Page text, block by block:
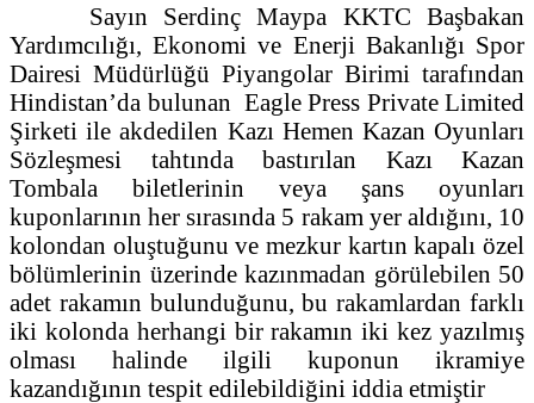
Sayın Serdinç Maypa KKTC Başbakan
Yardımcılığı, Ekonomi ve Enerji Bakanlığı Spor
Dairesi Müdürlüğü Piyangolar Birimi tarafından
Hindistan’da bulunan Eagle Press Private Limited
Şirketi ile akdedilen Kazı Hemen Kazan Oyunları
Sözleşmesi tahtında bastırılan Kazı Kazan
Tombala biletlerinin veya şans oyunları
kuponlarının her sırasında 5 rakam yer aldığını, 10
kolondan oluştuğunu ve mezkur kartın kapalı özel
bölümlerinin üzerinde kazınmadan görülebilen 50
adet rakamın bulunduğunu, bu rakamlardan farklı
iki kolonda herhangi bir rakamın iki kez yazılmış
olması halinde ilgili kuponun ikramiye
kazandığının tespit edilebildiğini iddia etmiştir